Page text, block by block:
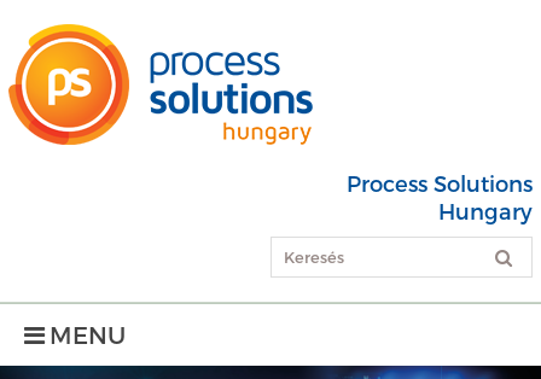
Process Solutions
Hungary
MENU